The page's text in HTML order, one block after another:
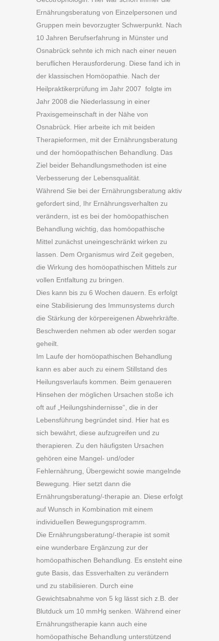
Ernährungsberatung von Einzelpersonen und
Gruppen mein bevorzugter Schwerpunkt. Nach
10 Jahren Berufserfahrung in Münster und
Osnabrück sehnte ich mich nach einer neuen
beruflichen Herausforderung. Diese fand ich in
der klassischen Homöopathie. Nach der
Heilpraktikerprüfung im Jahr 2007 folgte im
Jahr 2008 die Niederlassung in einer
Praxisgemeinschaft in der Nähe von
Osnabrück. Hier arbeite ich mit beiden
Therapieformen, mit der Ernährungsberatung
und der homöopathischen Behandlung. Das
Ziel beider Behandlungsmethoden ist eine
Verbesserung der Lebensqualität.
Während Sie bei der Ernährungsberatung aktiv
gefordert sind, Ihr Ernährungsverhalten zu
verändern, ist es bei der homöopathischen
Behandlung wichtig, das homöopathische
Mittel zunächst uneingeschränkt wirken zu
lassen. Dem Organismus wird Zeit gegeben,
die Wirkung des homöopathischen Mittels zur
vollen Entfaltung zu bringen.
Dies kann bis zu 6 Wochen dauern. Es erfolgt
eine Stabilisierung des Immunsystems durch
die Stärkung der körpereigenen Abwehrkräfte.
Beschwerden nehmen ab oder werden sogar
geheilt.
Im Laufe der homöopathischen Behandlung
kann es aber auch zu einem Stillstand des
Heilungsverlaufs kommen. Beim genaueren
Hinsehen der möglichen Ursachen stoße ich
oft auf „Heilungshindernisse“, die in der
Lebensführung begründet sind. Hier hat es
sich bewährt, diese aufzugreifen und zu
therapieren. Zu den häufigsten Ursachen
gehören eine Mangel- und/oder
Fehlernährung, Übergewicht sowie mangelnde
Bewegung. Hier setzt dann die
Ernährungsberatung/-therapie an. Diese erfolgt
auf Wunsch in Kombination mit einem
individuellen Bewegungsprogramm.
Die Ernährungsberatung/-therapie ist somit
eine wunderbare Ergänzung zur der
homöopathischen Behandlung. Es ensteht eine
gute Basis, das Essverhalten zu verändern
und zu stabilisieren. Durch eine
Gewichtsabnahme von 5 kg lässt sich z.B. der
Blutduck um 10 mmHg senken. Während einer
Ernährungstherapie kann auch eine
homöopathische Behandlung unterstützend